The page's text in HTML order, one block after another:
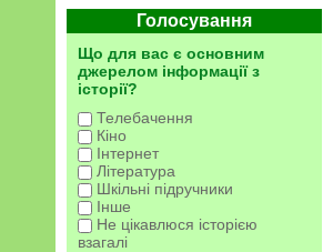
Голосування
Що для вас є основним
джерелом інформації з
історії?
Телебачення
Кіно
Інтернет
Література
Шкільні підручники
Інше
Не цікавлюся історією
взагалі